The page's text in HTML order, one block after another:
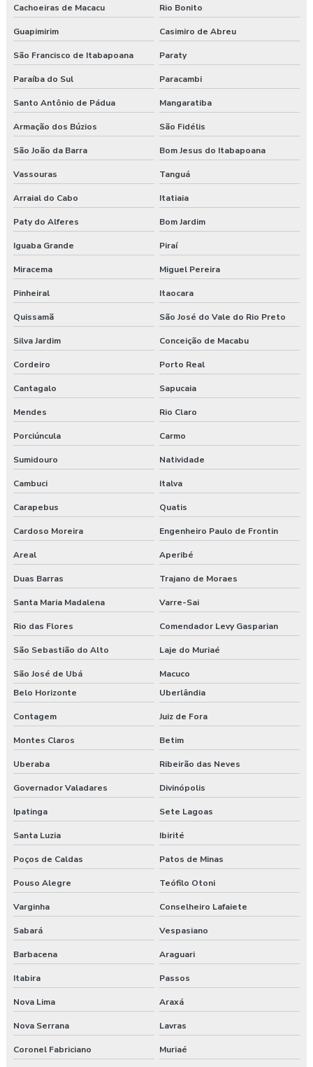
Curso nr 31
Curso segurança do trabalho
Empresa de consultoria em saúde e segurança do trabalho
Empresa de consultoria segurança do trabalho
Empresa de consultoria técnico de segurança do trabalho
Empresa especializada em segurança do trabalho
Empresa de exame admissional
Empresa de higiene ocupacional
Empresa de medicina no trabalho
Empresa de prestação de serviços de segurança do trabalho
Empresa que faz exame admissional
Empresa que faz pgr
Empresa de saúde e segurança do trabalho
Empresa de segurança do trabalho
Empresa de treinamento segurança do trabalho
Empresas de segurança e saúde do trabalho
Esocial para segurança do trabalho
Esocial segurança do trabalho empresas
Exame admissional guarapuava
Exame admissional em pinhão
Exame admissional preço
Exame admissional em turvo
Exame aso admissional
Exame aso valor
Exame demissional preço
Exame demissional valor
Exames complementares aso
Gerenciamento de risco no trabalho
Gerenciamento de riscos segurança do trabalho
Gestão saúde e segurança do trabalho
Laudo ambiental e ergonômico do local de trabalho
Cachoeiras de Macacu Rio Bonito
Guapimirim Casimiro de Abreu
São Francisco de Itabapoana Paraty
Paraíba do Sul Paracambi
Santo Antônio de Pádua Mangaratiba
Armação dos Búzios São Fidélis
São João da Barra Bom Jesus do Itabapoana
Vassouras Tanguá
Arraial do Cabo Itatiaia
Paty do Alferes Bom Jardim
Iguaba Grande Piraí
Miracema Miguel Pereira
Pinheiral Itaocara
Quissamã São José do Vale do Rio Preto
Silva Jardim Conceição de Macabu
Cordeiro Porto Real
Cantagalo Sapucaia
Mendes Rio Claro
Porciúncula Carmo
Sumidouro Natividade
Cambuci Italva
Carapebus Quatis
Cardoso Moreira Engenheiro Paulo de Frontin
Areal Aperibé
Duas Barras Trajano de Moraes
Santa Maria Madalena Varre-Sai
Rio das Flores Comendador Levy Gasparian
São Sebastião do Alto Laje do Muriaé
São José de Ubá
Macuco
Belo Horizonte
Uberlândia
Contagem Juiz de Fora
Montes Claros Betim
Uberaba Ribeirão das Neves
Governador Valadares Divinópolis
Ipatinga Sete Lagoas
Santa Luzia Ibirité
Poços de Caldas Patos de Minas
Pouso Alegre Teófilo Otoni
Varginha Conselheiro Lafaiete
Sabará Vespasiano
Barbacena Araguari
Itabira Passos
Nova Lima Araxá
Nova Serrana Lavras
Coronel Fabriciano Muriaé